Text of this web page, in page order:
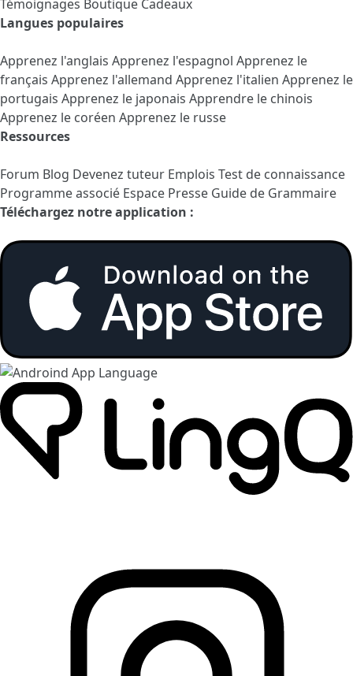
Témoignages Boutique Cadeaux
Langues populaires
Apprenez l'anglais Apprenez l'espagnol Apprenez le
français Apprenez l'allemand Apprenez l'italien Apprenez le
portugais Apprenez le japonais Apprendre le chinois
Apprenez le coréen Apprenez le russe
Ressources
Forum Blog Devenez tuteur Emplois Test de connaissance
Programme associé Espace Presse Guide de Grammaire
Téléchargez notre application :